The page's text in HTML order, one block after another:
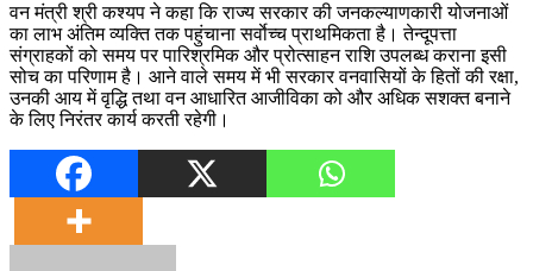
वन मंत्री श्री कश्यप ने कहा कि राज्य सरकार की जनकल्याणकारी योजनाओं
का लाभ अंतिम व्यक्ति तक पहुंचाना सर्वाेच्च प्राथमिकता है। तेन्दूपत्ता
संग्राहकों को समय पर पारिश्रमिक और प्रोत्साहन राशि उपलब्ध कराना इसी
सोच का परिणाम है। आने वाले समय में भी सरकार वनवासियों के हितों की रक्षा,
उनकी आय में वृद्धि तथा वन आधारित आजीविका को और अधिक सशक्त बनाने
के लिए निरंतर कार्य करती रहेगी।